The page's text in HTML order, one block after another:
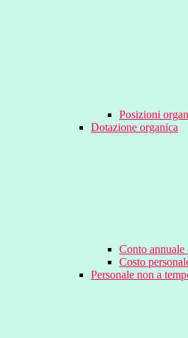
Posizioni
Dotazione organica
Conto annuale
Costo
Personale non a